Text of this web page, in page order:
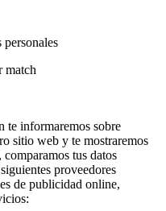
match
te informaremos sobre
sitio web y te mostraremos
tus datos
proveedores
de publicidad online,